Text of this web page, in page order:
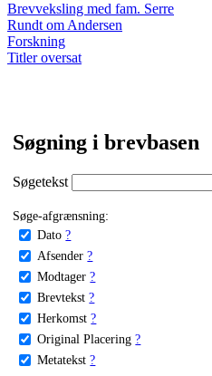
Brevveksling med fam. Serre
Rundt om Andersen
Forskning
Titler oversat
Søgning i brevbasen
Søgetekst
Søge-afgrænsning:
Dato ?
Afsender ?
Modtager ?
Brevtekst ?
Herkomst ?
Original Placering ?
Metatekst ?